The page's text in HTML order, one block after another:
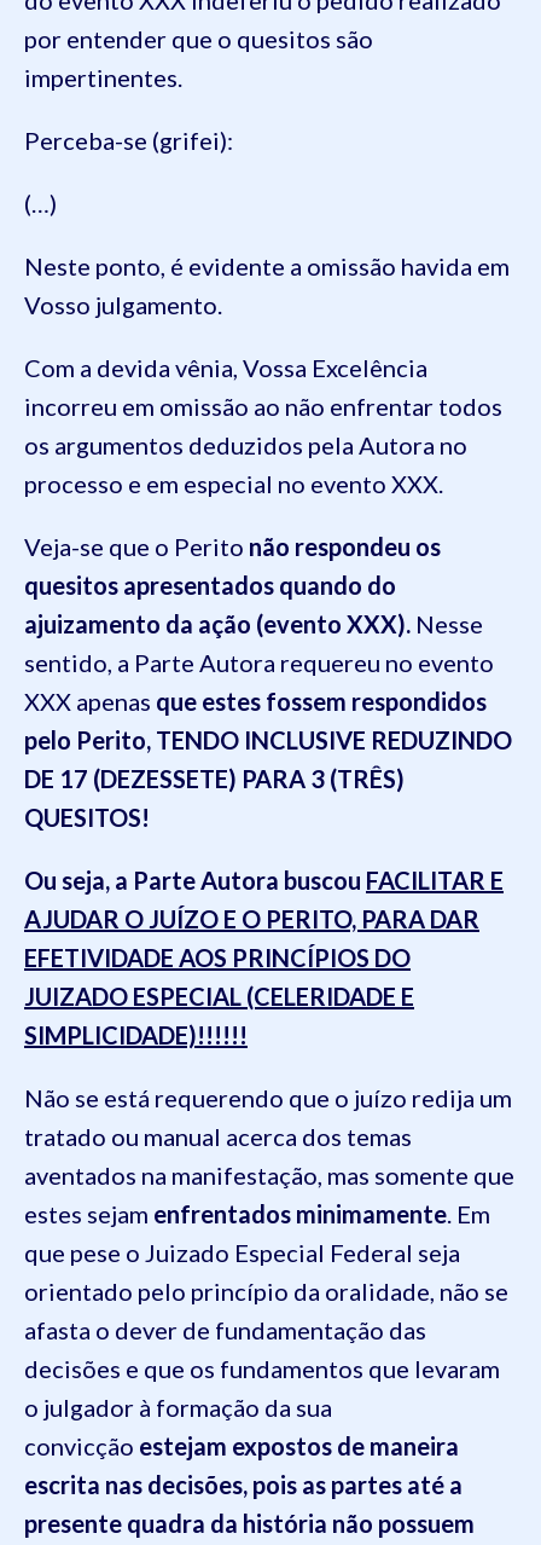
por entender que o quesitos são
impertinentes.
Perceba-se (grifei):
(…)
Neste ponto, é evidente a omissão havida em
Vosso julgamento.
Com a devida vênia, Vossa Excelência
incorreu em omissão ao não enfrentar todos
os argumentos deduzidos pela Autora no
processo e em especial no evento XXX.
Veja-se que o Perito não respondeu os
quesitos apresentados quando do
ajuizamento da ação (evento XXX). Nesse
sentido, a Parte Autora requereu no evento
XXX apenas que estes fossem respondidos
pelo Perito, TENDO INCLUSIVE REDUZINDO
DE 17 (DEZESSETE) PARA 3 (TRÊS)
QUESITOS!
Ou seja, a Parte Autora buscou FACILITAR E
AJUDAR O JUÍZO E O PERITO, PARA DAR
EFETIVIDADE AOS PRINCÍPIOS DO
JUIZADO ESPECIAL (CELERIDADE E
SIMPLICIDADE)!!!!!!
Não se está requerendo que o juízo redija um
tratado ou manual acerca dos temas
aventados na manifestação, mas somente que
estes sejam enfrentados minimamente . Em
que pese o Juizado Especial Federal seja
orientado pelo princípio da oralidade, não se
afasta o dever de fundamentação das
decisões e que os fundamentos que levaram
o julgador à formação da sua
convicção estejam expostos de maneira
escrita nas decisões, pois as partes até a
presente quadra da história não possuem